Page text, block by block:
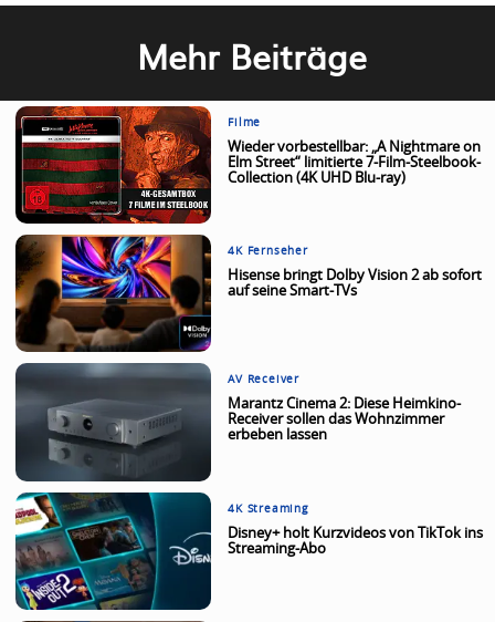
Mehr Beiträge
Filme
Wieder vorbestellbar: „A Nightmare on
Elm Street“ limitierte 7-Film-Steelbook-
Collection (4K UHD Blu-ray)
4K Fernseher
Hisense bringt Dolby Vision 2 ab sofort
auf seine Smart-TVs
AV Receiver
Marantz Cinema 2: Diese Heimkino-
Receiver sollen das Wohnzimmer
erbeben lassen
4K Streaming
Disney+ holt Kurzvideos von TikTok ins
Streaming-Abo